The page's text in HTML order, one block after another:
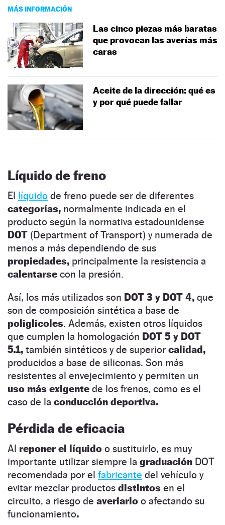
MÁS INFORMACIÓN
Las cinco piezas más baratas
que provocan las averías más
caras
Aceite de la dirección: qué es
y por qué puede fallar
Líquido de freno
El líquido de freno puede ser de diferentes
categorías, normalmente indicada en el
producto según la normativa estadounidense
DOT (Department of Transport) y numerada de
menos a más dependiendo de sus
propiedades, principalmente la resistencia a
calentarse con la presión.
Así, los más utilizados son DOT 3 y DOT 4, que
son de composición sintética a base de
poliglicoles. Además, existen otros líquidos
que cumplen la homologación DOT 5 y DOT
5.1, también sintéticos y de superior calidad,
producidos a base de siliconas. Son más
resistentes al envejecimiento y permiten un
uso más exigente de los frenos, como es el
caso de la conducción deportiva.
Pérdida de eficacia
Al reponer el líquido o sustituirlo, es muy
importante utilizar siempre la graduación DOT
recomendada por el fabricante del vehículo y
evitar mezclar productos distintos en el
circuito, a riesgo de averiarlo o afectando su
funcionamiento.